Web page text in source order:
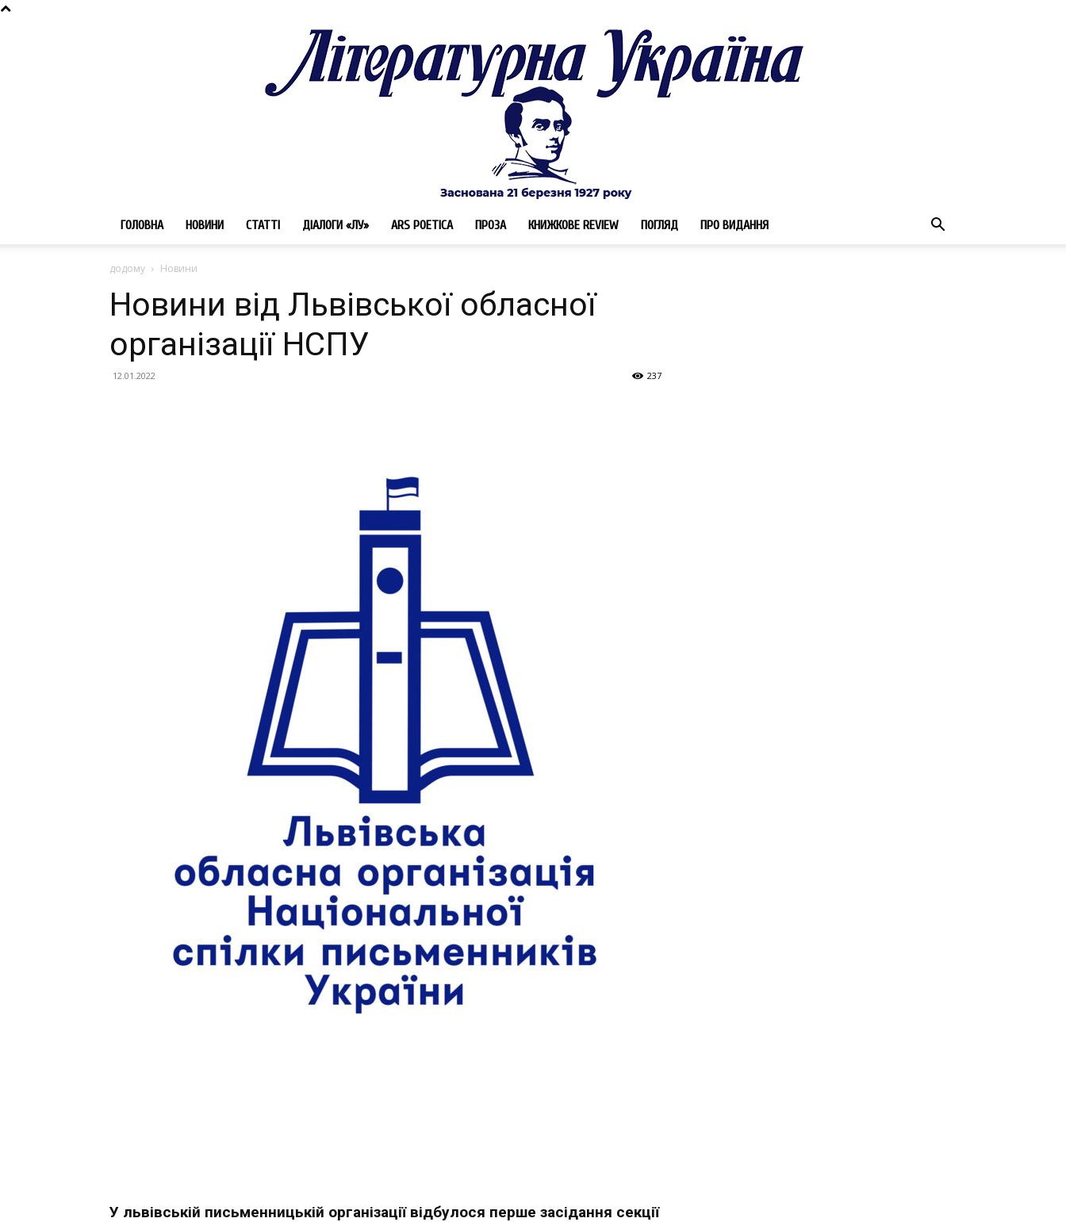
ГОЛОВНА НОВИНИ СТАТТІ ДІАЛОГИ «ЛУ» ARS POETICA ПРОЗА КНИЖКОВЕ REVIEW ПОГЛЯД ПРО ВИДАННЯ
додому Новини
Новини від Львівської обласної
організації НСПУ
12.01.2022 237
У львівській письменницькій організації відбулося перше засідання секції